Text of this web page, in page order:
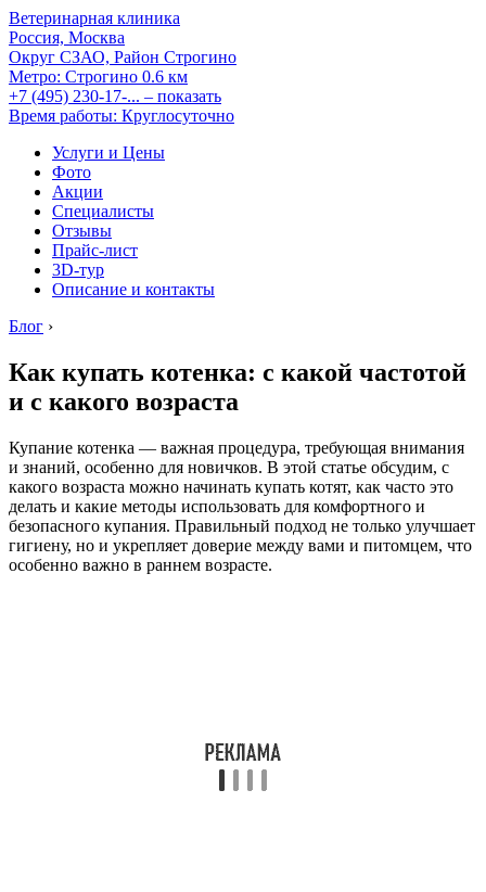
Ветеринарная клиника
Россия, Москва
Округ СЗАО, Район Строгино
Метро: Строгино 0.6 км
+7 (495) 230-17-... – показать
Время работы: Круглосуточно
Услуги и Цены
Фото
Акции
Специалисты
Отзывы
Прайс-лист
3D-тур
Описание и контакты
Блог ›
Как купать котенка: с какой частотой
и с какого возраста
Купание котенка — важная процедура, требующая внимания
и знаний, особенно для новичков. В этой статье обсудим, с
какого возраста можно начинать купать котят, как часто это
делать и какие методы использовать для комфортного и
безопасного купания. Правильный подход не только улучшает
гигиену, но и укрепляет доверие между вами и питомцем, что
особенно важно в раннем возрасте.